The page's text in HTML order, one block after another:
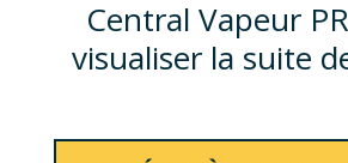
Central Vapeur
visualiser la suite